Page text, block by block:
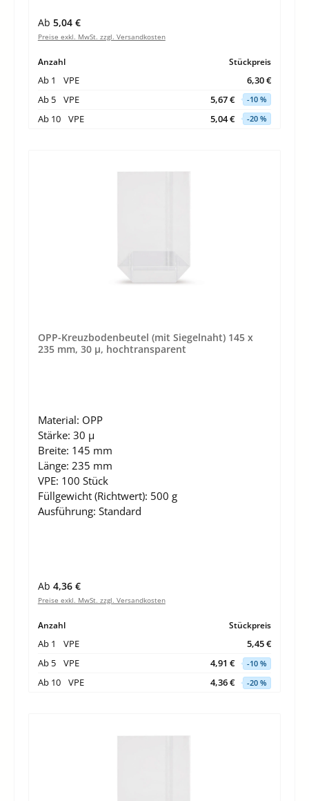
Regulärer Preis:
Ab 5,04 €
Preise exkl. MwSt. zzgl. Versandkosten
Anzahl Stückpreis
Ab 1 VPE
6,30 €
Ab 5 VPE 5,67 € -10 %
Ab 10 VPE 5,04 € -20 %
OPP-Kreuzbodenbeutel (mit Siegelnaht) 145 x
235 mm, 30 µ, hochtransparent
Material: OPP
Stärke: 30 µ
Breite: 145 mm
Länge: 235 mm
VPE: 100 Stück
Füllgewicht (Richtwert): 500 g
Ausführung: Standard
Regulärer Preis:
Ab 4,36 €
Preise exkl. MwSt. zzgl. Versandkosten
Anzahl Stückpreis
Ab 1 VPE
5,45 €
Ab 5 VPE 4,91 € -10 %
Ab 10 VPE 4,36 € -20 %